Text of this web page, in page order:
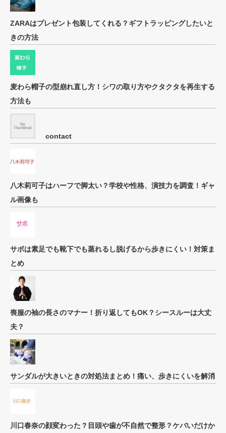
ZARAはプレゼント包装してくれる？ギフトラッピングしたいと
きの方法
麦わら帽子の型崩れ直し方！シワの取り方やクタクタを再生する
方法も
contact
八木莉可子はハーフで脚太い？学校や性格、演技力を調査！ギャ
ル画像も
サボは素足でも靴下でも蒸れるし脱げるから歩きにくい！対策ま
とめ
喪服の袖の長さのマナー！折り返してもOK？シースルーは大丈
夫？
サンダルが大きいときの対処法まとめ！痛い、歩きにくいを解消
川口春奈の顔変わった？目頭や歯が不自然で整形？ケバいだけか